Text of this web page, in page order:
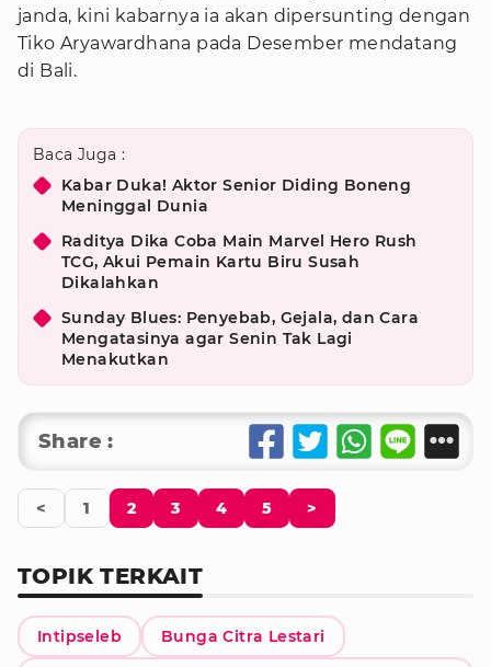
janda, kini kabarnya ia akan dipersunting dengan
Tiko Aryawardhana pada Desember mendatang
di Bali.
Baca Juga :
Kabar Duka! Aktor Senior Diding Boneng
Meninggal Dunia
Raditya Dika Coba Main Marvel Hero Rush
TCG, Akui Pemain Kartu Biru Susah
Dikalahkan
Sunday Blues: Penyebab, Gejala, dan Cara
Mengatasinya agar Senin Tak Lagi
Menakutkan
Share :
< 1 2 3 4 5 >
TOPIK TERKAIT
Intipseleb Bunga Citra Lestari